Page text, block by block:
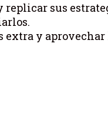
replicar sus
extra y